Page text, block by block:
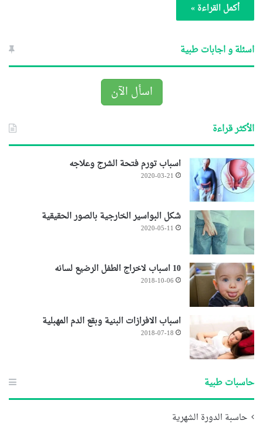
أكمل القراءة »
اسئلة و اجابات طبية
اسأل الآن
الأكثر قراءة
اسباب تورم فتحة الشرج وعلاجه
2020-03-21
شكل البواسير الخارجية بالصور الحقيقية
2020-05-11
10 اسباب لاخراج الطفل الرضيع لسانه
2018-10-06
اسباب الافرازات البنية وبقع الدم المهبلية
2018-07-18
حاسبات طبية
حاسبة الدورة الشهرية